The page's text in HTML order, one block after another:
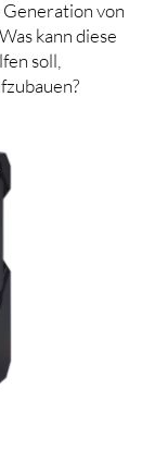
von
kann diese
soll,